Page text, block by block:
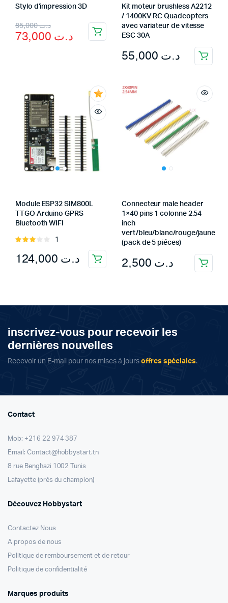
Stylo d’impression 3D
د.ت85,000
Original
price
د.ت
Current
price
Kit moteur brushless A2212
/ 1400KV RC Quadcopters
avec variateur de vitesse
ESC 30A
د.ت
Module ESP32 SIM800L
TTGO Arduino GPRS
Bluetooth WIFI
Rated
out of
1
د.ت
Connecteur male header
1×40 pins 1 colonne 2.54
inch
vert/bleu/blanc/rouge/jaune
(pack de 5 piéces)
د.ت
inscrivez-vous pour recevoir les
dernières nouvelles
Recevoir un E-mail pour nos mises à jours offres spéciales.
Contact
Mob: +216 22 974 387
Email: Contact@hobbystart.tn
8 rue Benghazi 1002 Tunis
Lafayette (prés du champion)
Découvez Hobbystart
Contactez Nous
A propos de nous
Politique de remboursement et de retour
Politique de confidentialité
Marques produits